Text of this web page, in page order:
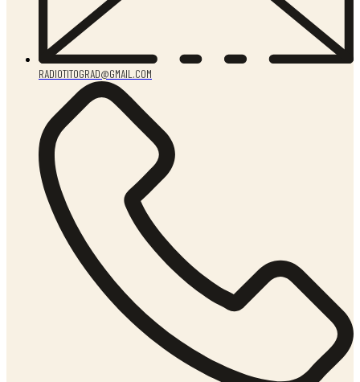
RADIOTITOGRAD@GMAIL.COM